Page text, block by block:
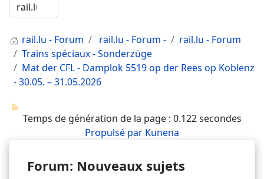
rail.lu - Forum rail.lu - Forum -
rail.lu - Forum
Trains spéciaux - Sonderzüge
Mat der CFL - Damplok 5519 op der Rees op Koblenz
- 30.05. – 31.05.2026
Temps de génération de la page : 0.122 secondes
Propulsé par Kunena
Forum: Nouveaux sujets